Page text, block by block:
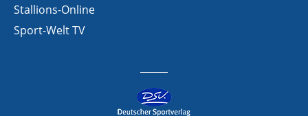
Stallions-Online
Sport-Welt TV